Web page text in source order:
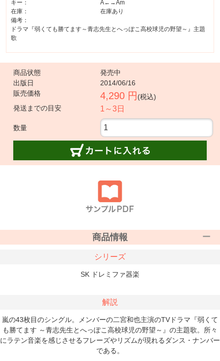
キー：
A←→Am
在庫：
在庫あり
備考：
ドラマ『弱くても勝てます～青志先生とへっぽこ高校球児の野望～』主題
歌
商品状態
発売中
出版日
2014/06/16
販売価格
4,290 円 (税込)
発送までの目安
1～3日
数量
商品情報
シリーズ
SK ドレミファ器楽
解説
嵐の43枚目のシングル。メンバーの二宮和也主演のTVドラマ『弱くて
も勝てます ～青志先生とへっぽこ高校球児の野望～』の主題歌。所々
にラテン音楽を感じさせるフレーズやリズムが現れるダンス・ナンバー
である。